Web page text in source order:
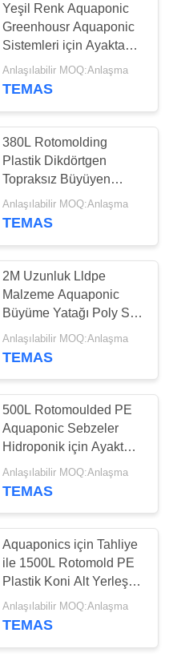
33
Yeşil Renk Aquaponic
Greenhousr Aquaponic
Sistemleri için Ayakta
Büyüyen Yatak
Anlaşılabilir MOQ:Anlaşma
TEMAS
380L Rotomolding
Plastik Dikdörtgen
Topraksız Büyüyen
Yatak Standı ile Tankları
Büyütün
Anlaşılabilir MOQ:Anlaşma
TEMAS
2M Uzunluk Lldpe
Malzeme Aquaponic
Büyüme Yatağı Poly Su
Ürünleri Tankları ile
Tanklar
Anlaşılabilir MOQ:Anlaşma
TEMAS
500L Rotomoulded PE
Aquaponic Sebzeler
Hidroponik için Ayakta
ile Büyütün Yatak
Anlaşılabilir MOQ:Anlaşma
TEMAS
Aquaponics için Tahliye
ile 1500L Rotomold PE
Plastik Koni Alt Yerleşim
Tankı
Anlaşılabilir MOQ:Anlaşma
TEMAS